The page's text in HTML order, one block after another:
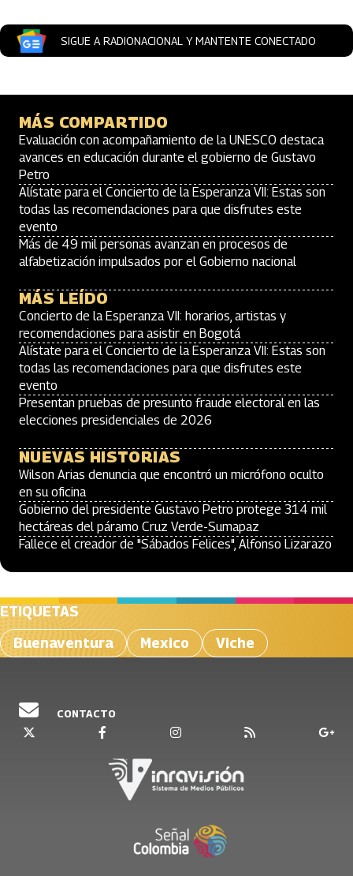
SIGUE A RADIONACIONAL Y MANTENTE CONECTADO
MÁS COMPARTIDO
Evaluación con acompañamiento de la UNESCO destaca
avances en educación durante el gobierno de Gustavo
Petro
Alístate para el Concierto de la Esperanza VII: Estas son
todas las recomendaciones para que disfrutes este
evento
Más de 49 mil personas avanzan en procesos de
alfabetización impulsados por el Gobierno nacional
MÁS LEÍDO
Concierto de la Esperanza VII: horarios, artistas y
recomendaciones para asistir en Bogotá
Alístate para el Concierto de la Esperanza VII: Estas son
todas las recomendaciones para que disfrutes este
evento
Presentan pruebas de presunto fraude electoral en las
elecciones presidenciales de 2026
NUEVAS HISTORIAS
Wilson Arias denuncia que encontró un micrófono oculto
en su oficina
Gobierno del presidente Gustavo Petro protege 314 mil
hectáreas del páramo Cruz Verde-Sumapaz
Fallece el creador de "Sábados Felices", Alfonso Lizarazo
ETIQUETAS
Buenaventura
Mexico Viche
CONTACTO